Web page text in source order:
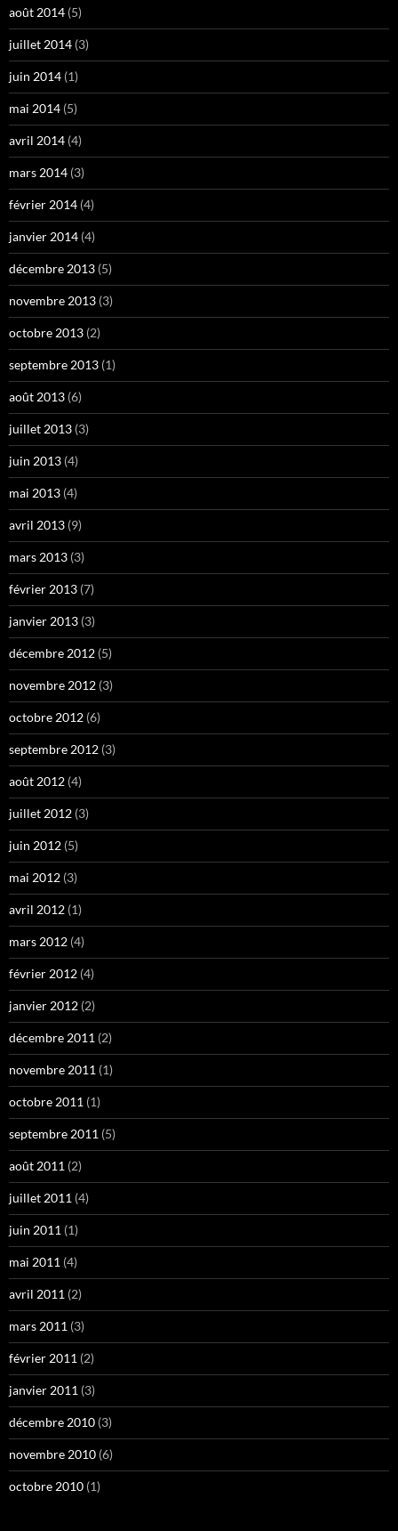
août 2014 (5)
juillet 2014 (3)
juin 2014 (1)
mai 2014 (5)
avril 2014 (4)
mars 2014 (3)
février 2014 (4)
janvier 2014 (4)
décembre 2013 (5)
novembre 2013 (3)
octobre 2013 (2)
septembre 2013 (1)
août 2013 (6)
juillet 2013 (3)
juin 2013 (4)
mai 2013 (4)
avril 2013 (9)
mars 2013 (3)
février 2013 (7)
janvier 2013 (3)
décembre 2012 (5)
novembre 2012 (3)
octobre 2012 (6)
septembre 2012 (3)
août 2012 (4)
juillet 2012 (3)
juin 2012 (5)
mai 2012 (3)
avril 2012 (1)
mars 2012 (4)
février 2012 (4)
janvier 2012 (2)
décembre 2011 (2)
novembre 2011 (1)
octobre 2011 (1)
septembre 2011 (5)
août 2011 (2)
juillet 2011 (4)
juin 2011 (1)
mai 2011 (4)
avril 2011 (2)
mars 2011 (3)
février 2011 (2)
janvier 2011 (3)
décembre 2010 (3)
novembre 2010 (6)
octobre 2010 (1)